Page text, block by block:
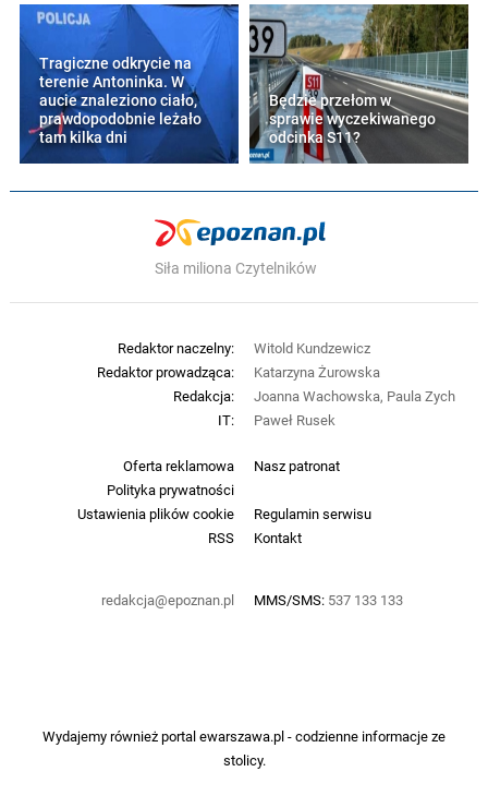
Tragiczne odkrycie na
terenie Antoninka. W
aucie znaleziono ciało,
prawdopodobnie leżało
tam kilka dni
Będzie przełom w
sprawie wyczekiwanego
odcinka S11?
Siła miliona Czytelników
Oferta reklamowa
Nasz patronat
Polityka prywatności
Ustawienia plików cookie
Regulamin serwisu
RSS
Kontakt
redakcja@epoznan.pl MMS/SMS: 537 133 133
Redaktor naczelny:
Witold Kundzewicz
Redaktor prowadząca:
Katarzyna Żurowska
Redakcja:
Joanna Wachowska, Paula Zych
IT:
Paweł Rusek
Wydajemy również portalewarszawa.pl- codzienne informacje ze
stolicy.